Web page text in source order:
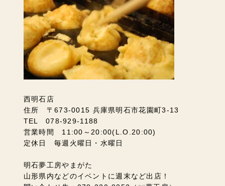
西明石店
住所 〒673-0015 兵庫県明石市花園町3-13
TEL 078-929-1188
営業時間 11:00～20:00(L.O.20:00)
定休日 毎週火曜日・水曜日
明石夢工房やまがた
山形県内などのイベントに週末など出店！